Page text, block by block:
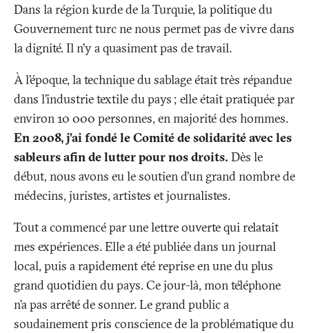
Dans la région kurde de la Turquie, la politique du
Gouvernement turc ne nous permet pas de vivre dans
la dignité. Il n’y a quasiment pas de travail.
À l’époque, la technique du sablage était très répandue
dans l’industrie textile du pays ; elle était pratiquée par
environ 10 000 personnes, en majorité des hommes.
En 2008, j’ai fondé le Comité de solidarité avec les
sableurs afin de lutter pour nos droits. Dès le
début, nous avons eu le soutien d’un grand nombre de
médecins, juristes, artistes et journalistes.
Tout a commencé par une lettre ouverte qui relatait
mes expériences. Elle a été publiée dans un journal
local, puis a rapidement été reprise en une du plus
grand quotidien du pays. Ce jour-là, mon téléphone
n’a pas arrêté de sonner. Le grand public a
soudainement pris conscience de la problématique du